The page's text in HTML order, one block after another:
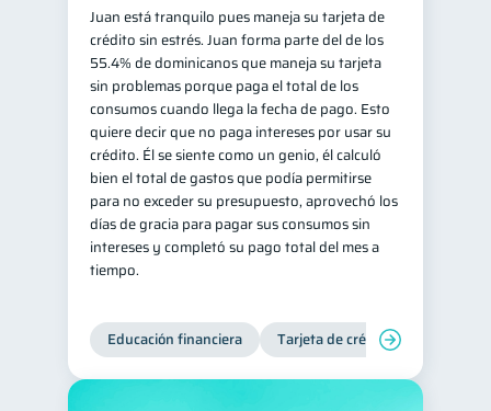
Juan está tranquilo pues maneja su tarjeta de
crédito sin estrés. Juan forma parte del de los
55.4% de dominicanos que maneja su tarjeta
sin problemas porque paga el total de los
consumos cuando llega la fecha de pago. Esto
quiere decir que no paga intereses por usar su
crédito. Él se siente como un genio, él calculó
bien el total de gastos que podía permitirse
para no exceder su presupuesto, aprovechó los
días de gracia para pagar sus consumos sin
intereses y completó su pago total del mes a
tiempo.
Educación financiera Tarjeta de crédito